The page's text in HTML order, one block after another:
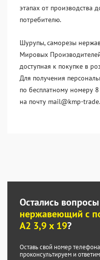
этапах от производства
потребителю.
Шурупы, саморезы
Мировых
доступная к покупке в
Для получения
по бесплатному номеру
на почту mail@kmp-
Остались
нержавеющий с
А2 3,9 x 19?
Оставь свой номер
проконсультируем и